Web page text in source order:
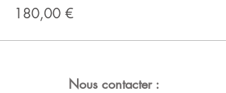
180,00 €
Nous contacter :